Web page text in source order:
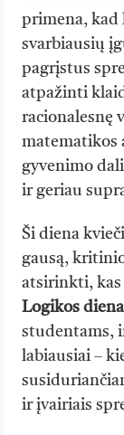
primena, kad
svarbiausių
pagrįstus
atpažinti
racionalesnę
matematikos
gyvenimo
ir geriau
Ši diena
gausą,
atsirinkti, kas
Logikos diena
studentams,
labiausiai –
ir įvairiais